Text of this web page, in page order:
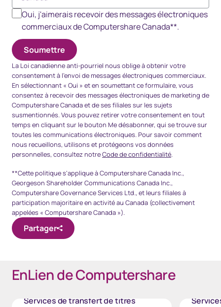
Oui, j'aimerais recevoir des messages électroniques
commerciaux de Computershare Canada**.
La Loi canadienne anti-pourriel nous oblige à obtenir votre
consentement à l’envoi de messages électroniques commerciaux.
En sélectionnant « Oui » et en soumettant ce formulaire, vous
consentez à recevoir des messages électroniques de marketing de
Computershare Canada et de ses filiales sur les sujets
susmentionnés. Vous pouvez retirer votre consentement en tout
temps en cliquant sur le bouton Me désabonner, qui se trouve sur
toutes les communications électroniques. Pour savoir comment
nous recueillons, utilisons et protégeons vos données
personnelles, consultez notreCode de confidentialité.
**Cette politique s'applique à Computershare Canada Inc.,
Georgeson Shareholder Communications Canada Inc.,
Computershare Governance Services Ltd., et leurs filiales à
participation majoritaire en activité au Canada (collectivement
appelées « Computershare Canada »).
Partager
EnLien de Computershare
Services de transfert de titres